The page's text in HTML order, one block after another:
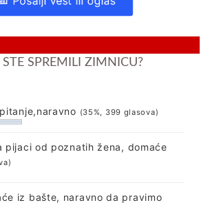
STE SPREMILI ZIMNICU?
(35%, 399 glasova)
pijaci od poznatih žena, domaće
iz bašte, naravno da pravimo